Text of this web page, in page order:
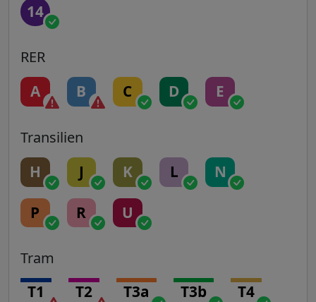
14
RER
A B C D E
Transilien
H J K L N
P R U
Tram
T1 T2 T3a T3b T4